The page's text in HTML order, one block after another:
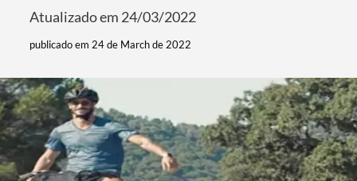
Atualizado em 24/03/2022
publicado em 24 de March de 2022